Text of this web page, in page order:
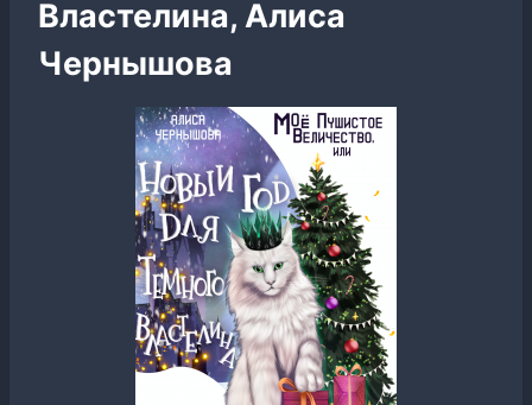
Властелина, Алиса
Чернышова